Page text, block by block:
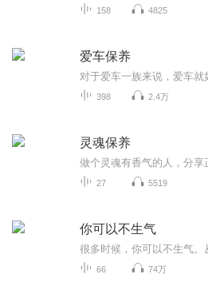
158 4825
爱车保养
398 2.4万
灵魂保养
27 5519
你可以不生气
66 74万